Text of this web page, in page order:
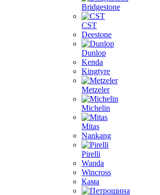
Bridgestone
CST
Deestone
Dunlop
Kenda
Kingtyre
Metzeler
Michelin
Mitas
Nankang
Pirelli
Wanda
Wincross
Кама